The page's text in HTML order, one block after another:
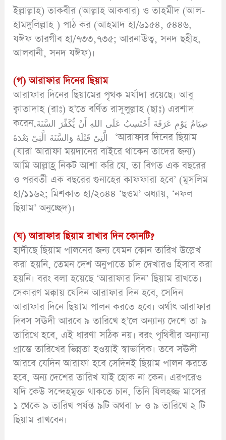
ইল্লাল্লাহ) তাকবীর (আল্লাহ আকবার) ও তাহমীদ (আল-
হামদুলিল্লাহ ) পাঠ কর (আহমাদ হা/৬১৫৪, ৫৪৪৬,
যঈফ তারগীব হা/৭৩৩,৭৩৫; আরনাঊত্ব, সনদ ছহীহ,
আলবানী, সনদ যঈফ)।
(গ) আরাফার দিনের ছিয়াম
আরাফার দিনের ছিয়ামের পৃথক মর্যাদা রয়েছে। আবু
ক্বাতাদাহ (রাঃ) হ’তে বর্ণিত রাসূলুল্লাহ (ছাঃ) এরশাদ
করেন,صِيَامُ يَوْمِ عَرَفَةَ أَحْتَسِبُ عَلَى اللهِ أَنْ يُّكَفِّرَ السَّنَةَ
الَّتِىْ قَبْلَهُ وَالسَّنَةَ الَّتِىْ بَعْدَهُ- ‘আরাফার দিনের ছিয়াম
(যারা আরাফা ময়দানের বাইরে থাকেন তাদের জন্য)
আমি আল্লাহ্র নিকট আশা করি যে, তা বিগত এক বছরের
ও পরবর্তী এক বছরের গুনাহের কাফফারা হবে’ (মুসলিম
হা/১১৬২; মিশকাত হা/২০৪৪ ‘ছওম’ অধ্যায়, ‘নফল
ছিয়াম’ অনুচ্ছেদ)।
(ঘ) আরাফার ছিয়াম রাখার দিন কোনটি?
হাদীছে ছিয়াম পালনের জন্য যেমন কোন তারিখ উল্লেখ
করা হয়নি, তেমন দেশ অনুপাতে চাঁদ দেখারও হিসাব করা
হয়নি। বরং বলা হয়েছে ‘আরাফার দিন’ ছিয়াম রাখতে।
সেকারণ মক্কায় যেদিন আরাফার দিন হবে, সেদিন
আরাফার দিনে ছিয়াম পালন করতে হবে। অর্থাৎ আরাফার
দিবস সঊদী আরবে ৯ তারিখে হ’লে অন্যান্য দেশে তা ৯
তারিখে হবে, এই ধারণা সঠিক নয়। বরং পৃথিবীর অন্যান্য
প্রান্তে তারিখের ভিন্নতা হওয়াই স্বাভাবিক। তবে সঊদী
আরবে যেদিন আরাফা হবে সেদিনই ছিয়াম পালন করতে
হবে, অন্য দেশের তারিখ যাই হোক না কেন। এরপরেও
যদি কেউ সন্দেহমুক্ত থাকতে চান, তিনি যিলহজ্জ মাসের
১ থেকে ৯ তারিখ পর্যন্ত ৯টি অথবা ৮ ও ৯ তারিখে ২ টি
ছিয়াম রাখবেন।